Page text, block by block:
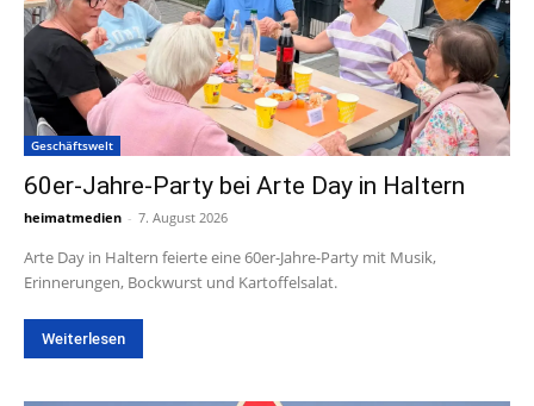
Geschäftswelt
60er-Jahre-Party bei Arte Day in Haltern
heimatmedien - 7. August 2026
Arte Day in Haltern feierte eine 60er-Jahre-Party mit Musik,
Erinnerungen, Bockwurst und Kartoffelsalat.
Weiterlesen